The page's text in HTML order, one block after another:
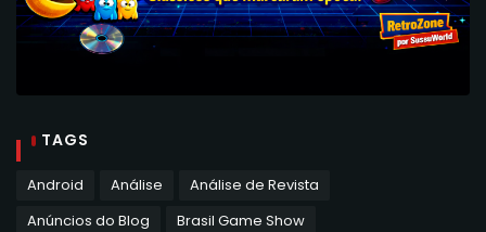
TAGS
Android Análise
Análise de Revista
Anúncios do Blog
Brasil Game Show